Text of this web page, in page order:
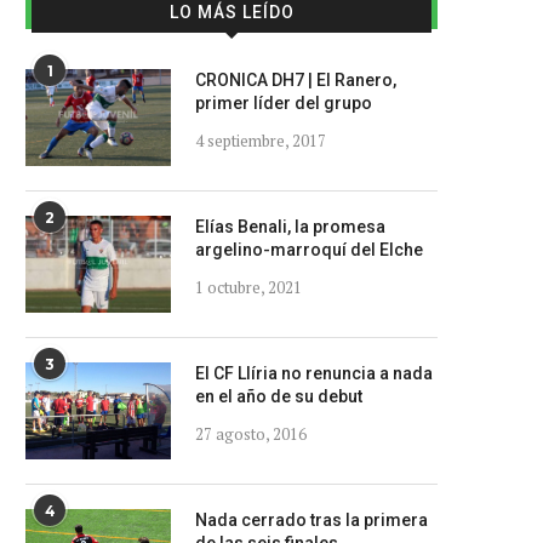
LO MÁS LEÍDO
1
CRONICA DH7 | El Ranero,
primer líder del grupo
4 septiembre, 2017
2
Elías Benali, la promesa
argelino-marroquí del Elche
1 octubre, 2021
3
El CF Llíria no renuncia a nada
en el año de su debut
27 agosto, 2016
4
Nada cerrado tras la primera